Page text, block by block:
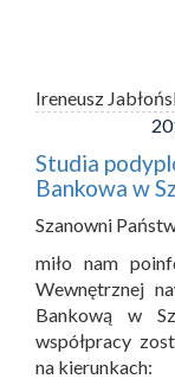
Ireneusz
Studia
Bankowa w
Szanowni
miło nam
Wewnętrznej
Bankową w
współpracy
na kierunkach: